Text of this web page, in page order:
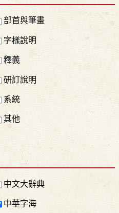
部首與筆畫
字樣說明
釋義
研訂說明
系統
其他
中文大辭典
中華字海